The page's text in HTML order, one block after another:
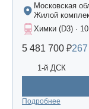
Московская
Жилой
Химки (D3) ·
5 481 700 ₽
1-й ДСК
Подробнее